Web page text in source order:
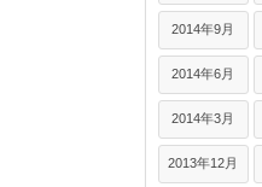
2014年9月
2014年6月
2014年3月
2013年12月